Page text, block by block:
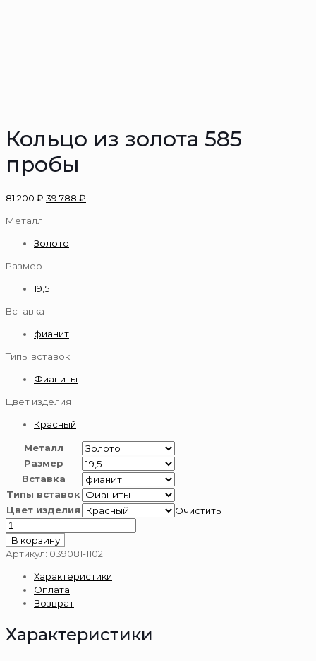
Кольцо из золота 585
пробы
81 200₽39 788 ₽
Металл
Золото
Размер
19,5
Вставка
фианит
Типы вставок
Фианиты
Цвет изделия
Красный
Металл
Размер
Вставка
Типы вставок
Цвет изделия
Очистить
Количество
товара
Кольцо
золота
пробы
В корзину
Артикул: 039081-1102
Характеристики
Оплата
Возврат
Характеристики